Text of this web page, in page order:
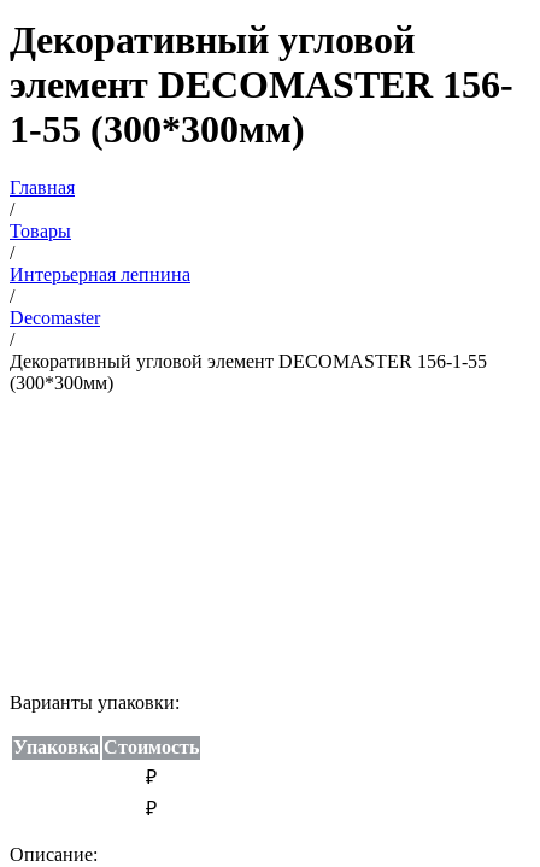
Декоративный угловой
элемент DECOMASTER 156-
1-55 (300*300мм)
Главная
/
Товары
/
Интерьерная лепнина
/
Decomaster
/
Декоративный угловой элемент DECOMASTER 156-1-55
(300*300мм)
Варианты упаковки:
Упаковка Стоимость
₽
₽
Описание: